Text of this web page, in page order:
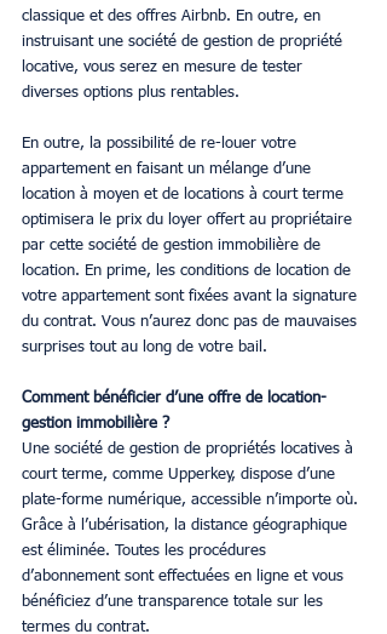
classique et des offres Airbnb. En outre, en
instruisant une société de gestion de propriété
locative, vous serez en mesure de tester
diverses options plus rentables.
En outre, la possibilité de re-louer votre
appartement en faisant un mélange d’une
location à moyen et de locations à court terme
optimisera le prix du loyer offert au propriétaire
par cette société de gestion immobilière de
location. En prime, les conditions de location de
votre appartement sont fixées avant la signature
du contrat. Vous n’aurez donc pas de mauvaises
surprises tout au long de votre bail.
Comment bénéficier d’une offre de location-
gestion immobilière ?
Une société de gestion de propriétés locatives à
court terme, comme Upperkey, dispose d’une
plate-forme numérique, accessible n’importe où.
Grâce à l’ubérisation, la distance géographique
est éliminée. Toutes les procédures
d’abonnement sont effectuées en ligne et vous
bénéficiez d’une transparence totale sur les
termes du contrat.